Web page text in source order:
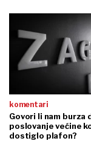
komentari
Govori li nam burza
poslovanje većine
dostiglo plafon?